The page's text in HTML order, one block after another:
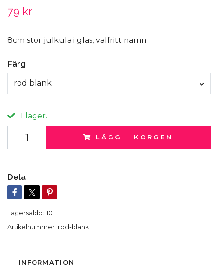
79 kr
8cm stor julkula i glas, valfritt namn
Färg
röd blank
I lager.
LÄGG I KORGEN
Dela
Lagersaldo: 10
Artikelnummer: röd-blank
INFORMATION